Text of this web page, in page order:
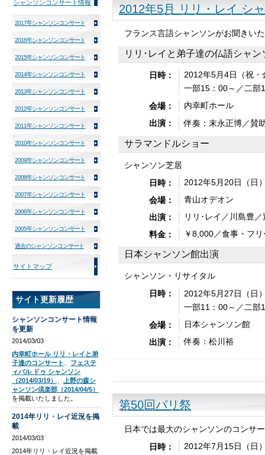
2012年5月 リリ・レイ シ
フランス言語シャンソンがお聞きい
リリ･レイと弟子達の仏語シャ
日時：
2012年5月4日（祝・
一部15：00～／二部
会場：
内幸町ホール
出演：
伴奏：末永正博／賛
サラマンドルショー
シャンソン芝居
日時：
2012年5月20日（日
会場：
青山オデオン
出演：
リリ･レイ／川島豊
料金：
￥8,000／食事・フ
日本シャンソン館出演
シャンソン・リサイタル
日時：
2012年5月27日（日
一部11：00～／二部
会場：
日本シャンソン館
出演：
伴奏：松川裕
第50回パリ祭
日本では最大のシャンソンのコンサ
日時：
2012年7月15日（日
シャンソンコンサート情報
2017年シャンソンコンサート
2016年シャンソンコンサート
2015年シャンソンコンサート
2014年シャンソンコンサート
2013年シャンソンコンサート
2012年シャンソンコンサート
2011年シャンソンコンサート
2010年シャンソンコンサート
2009年シャンソンコンサート
2008年シャンソンコンサート
2007年シャンソンコンサート
2006年シャンソンコンサート
2005年シャンソンコンサート
過去のシャンソンコンサート
サイトマップ
サイト更新履歴
シャンソンコンサート情報
を更新
2014/03/03
内幸町ホール リリ・レイと弟
子達のコンサート
フェステ
ィバル ドゥ シャンソン
（2014/03/19）
上野の森シ
ャンソン倶楽部（2014/04/5）
を掲載いたしました。
2014年リリ・レイ近況を掲
載
2014/03/03
2014年リリ・レイ近況を掲載